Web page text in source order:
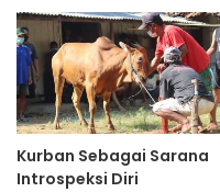
Kurban Sebagai Sarana
Introspeksi Diri